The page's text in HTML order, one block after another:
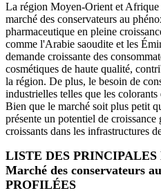
La région Moyen-Orient et
marché des conservateurs au
pharmaceutique en pleine
comme l'Arabie saoudite et les
demande croissante des
cosmétiques de haute qualité,
la région. De plus, le besoin de
industrielles telles que les
Bien que le marché soit plus petit
présente un potentiel de croissance
croissants dans les infrastructures
LISTE DES PRINCIPALES
Marché des conservateurs
PROFILÉES